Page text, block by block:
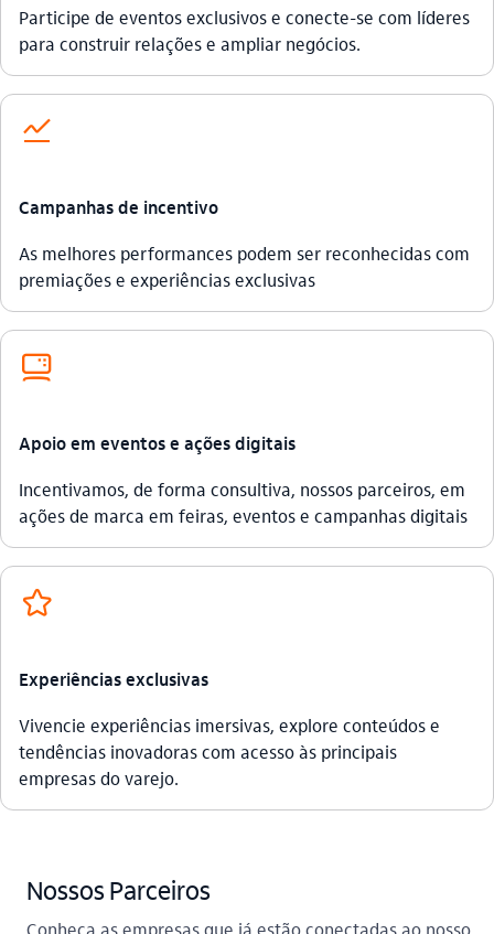
Participe de eventos exclusivos e conecte-se com líderes
para construir relações e ampliar negócios.
acoes
Campanhas de incentivo
As melhores performances podem ser reconhecidas com
premiações e experiências exclusivas
computador_outline
Apoio em eventos e ações digitais
Incentivamos, de forma consultiva, nossos parceiros, em
ações de marca em feiras, eventos e campanhas digitais
favorito_outline
Experiências exclusivas
Vivencie experiências imersivas, explore conteúdos e
tendências inovadoras com acesso às principais
empresas do varejo.
Nossos Parceiros
Conheça as empresas que já estão conectadas ao nosso